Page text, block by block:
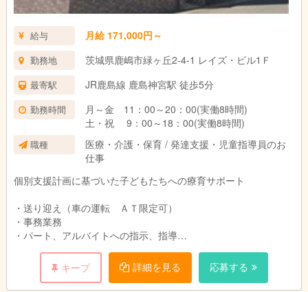
給与 月給 171,000円～
勤務地 茨城県鹿嶋市緑ヶ丘2-4-1 レイズ・ビル1Ｆ
最寄駅 JR鹿島線 鹿島神宮駅 徒歩5分
勤務時間
月～金 11：00～20：00(実働8時間)
土・祝 9：00～18：00(実働8時間)
職種
医療・介護・保育 / 発達支援・児童指導員のお
仕事
個別支援計画に基づいた子どもたちへの療育サポート
・送り迎え（車の運転 ＡＴ限定可）
・事務業務
・パート、アルバイトへの指示、指導
キープ
詳細を見る 応募する